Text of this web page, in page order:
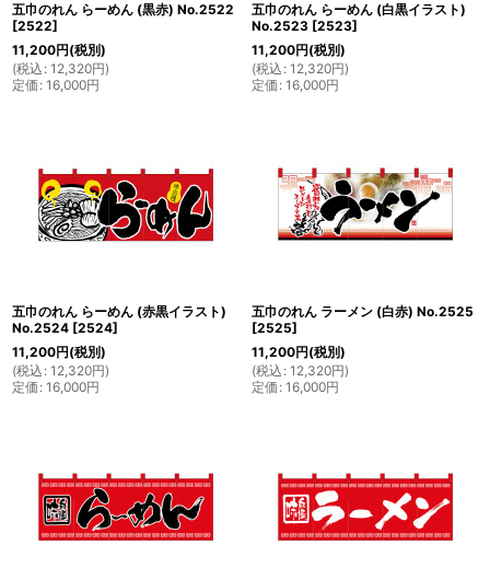
五巾のれん らーめん (黒赤) No.2522
[2522]
11,200円(税別)
(税込 : 12,320円)
定価 : 16,000円
五巾のれん らーめん (白黒イラスト)
No.2523 [2523]
11,200円(税別)
(税込 : 12,320円)
定価 : 16,000円
五巾のれん らーめん (赤黒イラスト)
No.2524 [2524]
11,200円(税別)
(税込 : 12,320円)
定価 : 16,000円
五巾のれん ラーメン (白赤) No.2525
[2525]
11,200円(税別)
(税込 : 12,320円)
定価 : 16,000円